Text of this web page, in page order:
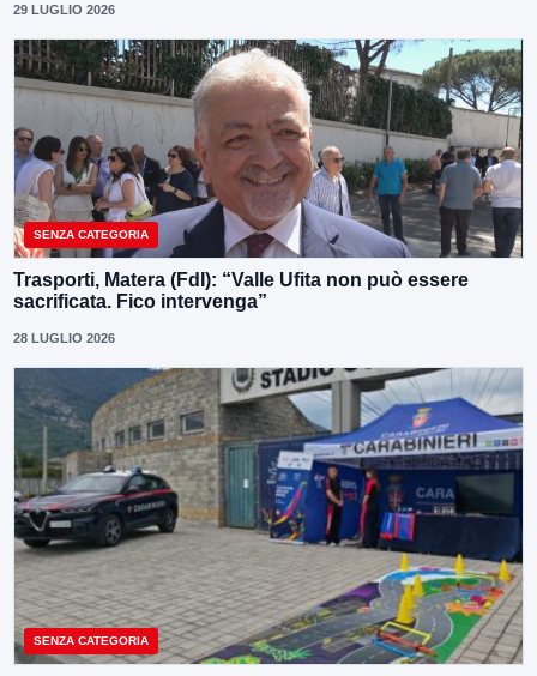
29 LUGLIO 2026
SENZA CATEGORIA
Trasporti, Matera (FdI): “Valle Ufita non può essere
sacrificata. Fico intervenga”
28 LUGLIO 2026
SENZA CATEGORIA